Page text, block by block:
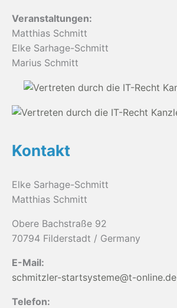
Veranstaltungen:
Matthias Schmitt
Elke Sarhage-Schmitt
Marius Schmitt
Kontakt
Elke Sarhage-Schmitt
Matthias Schmitt
Obere Bachstraße 92
70794 Filderstadt / Germany
E-Mail:
schmitzler-startsysteme@t-online.de
Telefon: